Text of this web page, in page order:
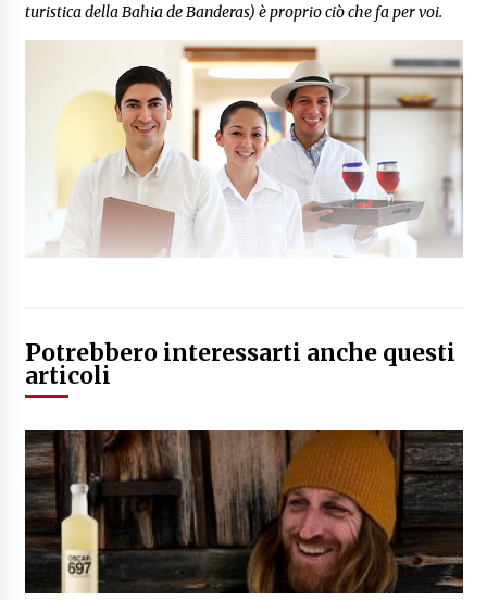
turistica della Bahia de Banderas) è proprio ciò che fa per voi.
Potrebbero interessarti anche questi
articoli